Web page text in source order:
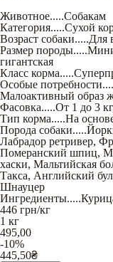
Животное.....Собакам
Категория.....Сухой
Возраст собаки.....Для
Размер породы.....
гигантская
Класс корма.....
Особые потребности
Малоактивный образ
Фасовка.....От 1 до 3 кг
Тип корма.....На
Порода собаки.....
Лабрадор ретривер,
Померанский шпиц,
хаски, Мальтийская
Такса, Английский
Шнауцер
Ингредиенты.....
446 грн/кг
1 кг
495,00
-10%
445,50₴